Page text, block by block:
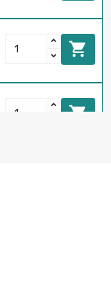

